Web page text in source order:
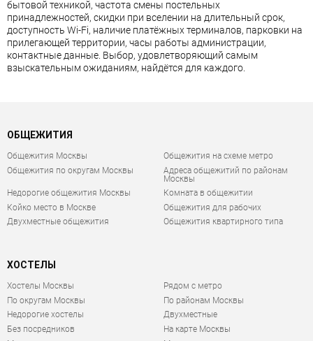
бытовой техникой, частота смены постельных
принадлежностей, скидки при вселении на длительный срок,
доступность Wi-Fi, наличие платёжных терминалов, парковки на
прилегающей территории, часы работы администрации,
контактные данные. Выбор, удовлетворяющий самым
взыскательным ожиданиям, найдётся для каждого.
ОБЩЕЖИТИЯ
Общежития Москвы
Общежития на схеме метро
Общежития по округам Москвы
Адреса общежитий по районам
Москвы
Недорогие общежития Москвы
Комната в общежитии
Койко место в Москве
Общежития для рабочих
Двухместные общежития
Общежития квартирного типа
ХОСТЕЛЫ
Хостелы Москвы
По округам Москвы
Недорогие хостелы
Без посредников
Рядом с метро
По районам Москвы
Двухместные
На карте Москвы